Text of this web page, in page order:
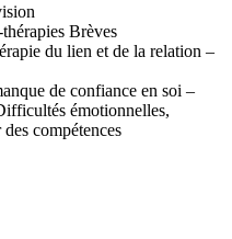
Brèves
du lien et de la relation –
de confiance en soi –
émotionnelles,
compétences